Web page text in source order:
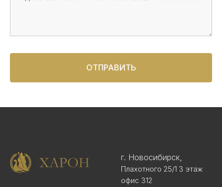
ОТПРАВИТЬ
г. Новосибирск,
Плахотного 25/1 3 этаж
офис 312